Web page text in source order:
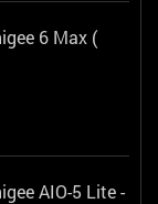
6 Max (
AIO-5 Lite -